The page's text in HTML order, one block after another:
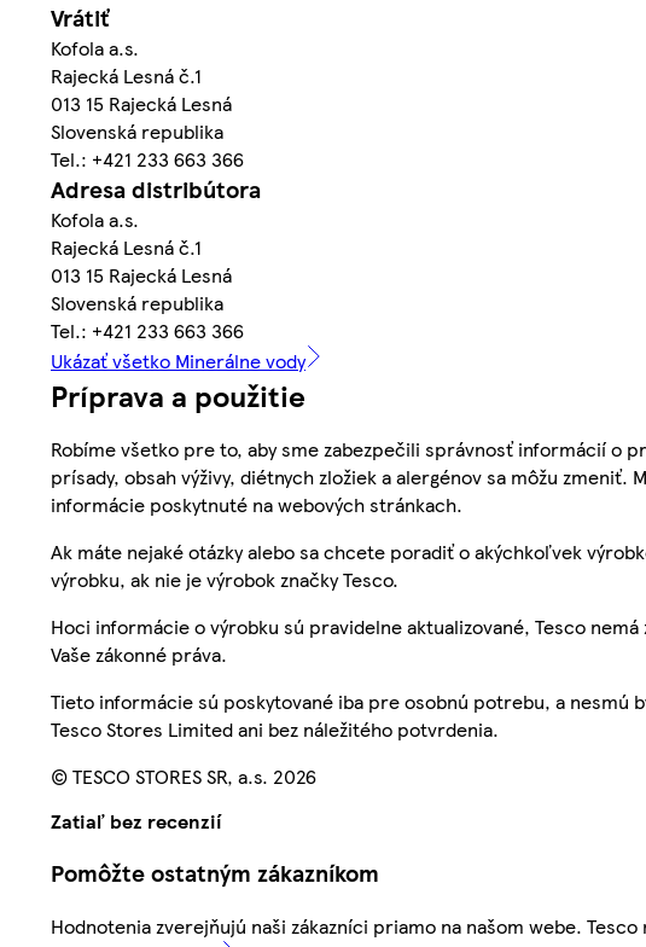
Vrátiť
Kofola a.s.
Rajecká Lesná č.1
013 15 Rajecká Lesná
Slovenská republika
Tel.: +421 233 663 366
Adresa distribútora
Kofola a.s.
Rajecká Lesná č.1
013 15 Rajecká Lesná
Slovenská republika
Tel.: +421 233 663 366
Ukázať všetko Minerálne vody
Príprava a použitie
Robíme všetko pre to, aby sme zabezpečili správnosť informácií o
prísady, obsah výživy, diétnych zložiek a alergénov sa môžu
informácie poskytnuté na webových stránkach.
Ak máte nejaké otázky alebo sa chcete poradiť o akýchkoľvek
výrobku, ak nie je výrobok značky Tesco.
Hoci informácie o výrobku sú pravidelne aktualizované, Tesco
Vaše zákonné práva.
Tieto informácie sú poskytované iba pre osobnú potrebu, a nesmú
Tesco Stores Limited ani bez náležitého potvrdenia.
© TESCO STORES SR, a.s. 2026
Zatiaľ bez recenzií
Pomôžte ostatným zákazníkom
Hodnotenia zverejňujú naši zákazníci priamo na našom webe.